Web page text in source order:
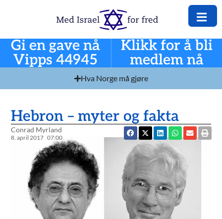
Gi en gave nå
Vipps 44945
Klikk for å bli
medlem nå
Hva Norge må gjøre
Hebron – myter og fakta
Conrad Myrland
8. april 2017 07:00